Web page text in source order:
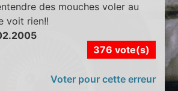
des mouches voler au
voit rien!!
376 vote(s)
Voter pour cette erreur